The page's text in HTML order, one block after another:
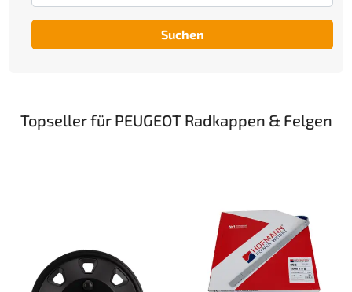
Suchen
Topseller für PEUGEOT Radkappen & Felgen